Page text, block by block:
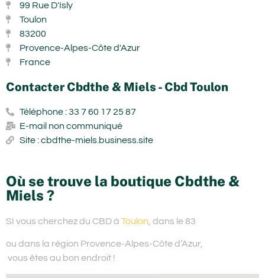
99 Rue D'Isly
Toulon
83200
Provence-Alpes-Côte d'Azur
France
Contacter Cbdthe & Miels - Cbd Toulon
Téléphone : 33 7 60 17 25 87
E-mail non communiqué
Site : cbdthe-miels.business.site
Où se trouve la boutique Cbdthe &
Miels ?
SI vous cherchez du CBD à Toulon , dans le 83
ou dans la région Provence-Alpes-Côte d’Azur,
vous êtes au bon endroit !